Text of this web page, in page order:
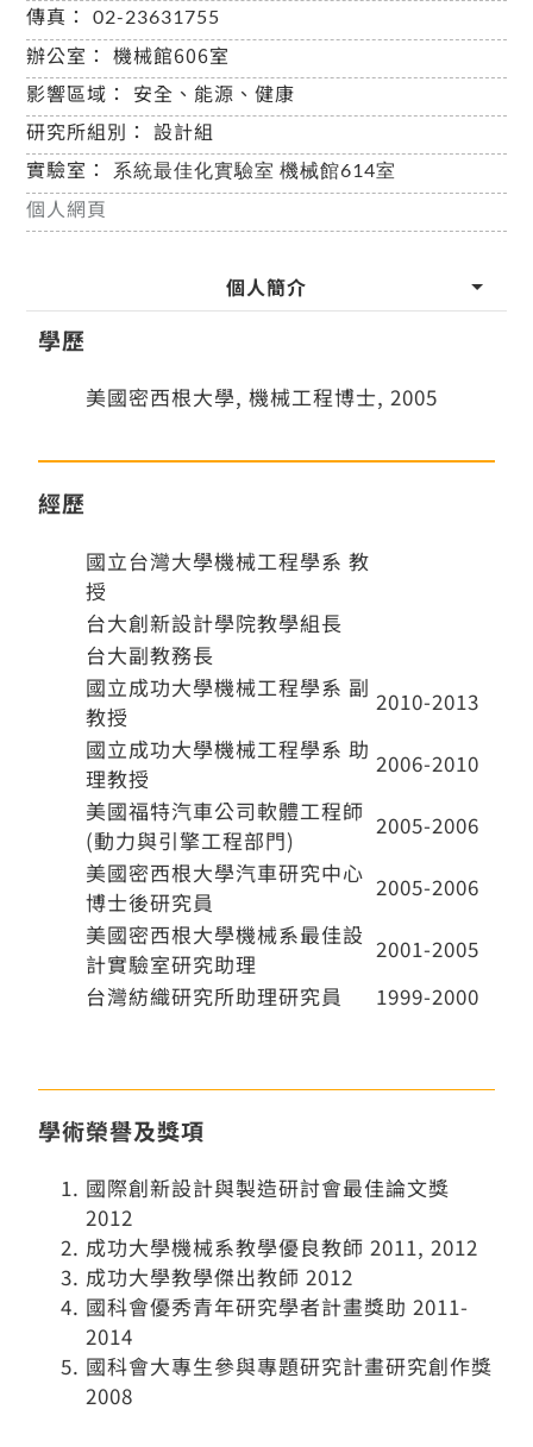
傳真：02-23631755
辦公室：機械館606室
影響區域： 安全、能源、健康
研究所組別：設計組
實驗室：
系統最佳化實驗室 機械館614室
個人網頁
個人簡介
學歷
美國密西根大學, 機械工程博士, 2005
經歷
國立台灣大學機械工程學系 教
授
台大創新設計學院教學組長
台大副教務長
國立成功大學機械工程學系 副
教授
2010-2013
國立成功大學機械工程學系 助
理教授
2006-2010
美國福特汽車公司軟體工程師
(動力與引擎工程部門)
2005-2006
美國密西根大學汽車研究中心
博士後研究員
2005-2006
美國密西根大學機械系最佳設
計實驗室研究助理
2001-2005
台灣紡織研究所助理研究員
1999-2000
學術榮譽及獎項
國際創新設計與製造研討會最佳論文獎
2012
成功大學機械系教學優良教師 2011, 2012
成功大學教學傑出教師 2012
國科會優秀青年研究學者計畫獎助 2011-
2014
國科會大專生參與專題研究計畫研究創作獎
2008